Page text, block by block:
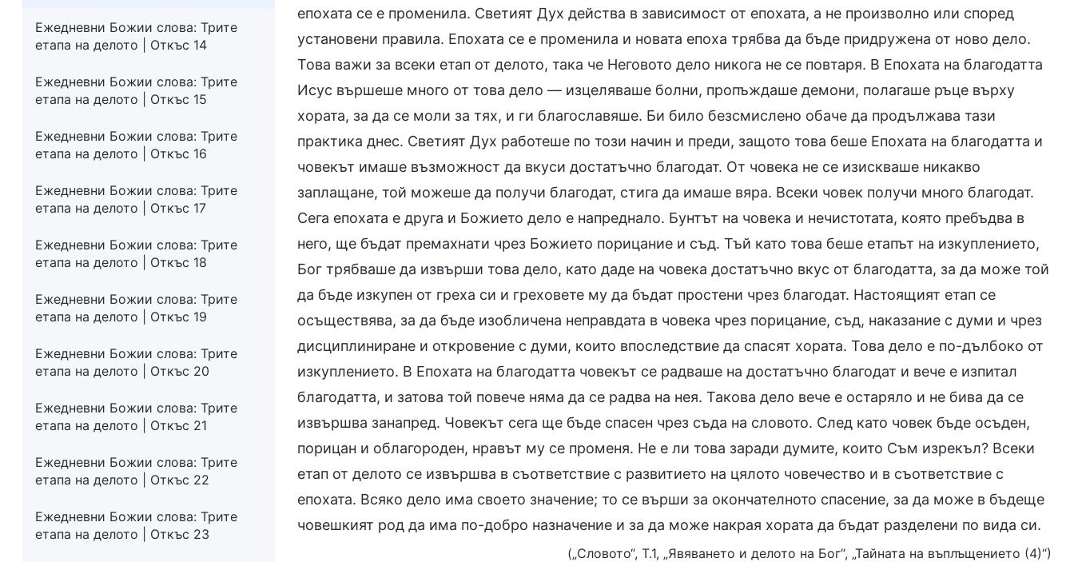
Ежедневни Божии слова: Трите
етапа на делото | Откъс 14
Ежедневни Божии слова: Трите
етапа на делото | Откъс 15
Ежедневни Божии слова: Трите
етапа на делото | Откъс 16
Ежедневни Божии слова: Трите
етапа на делото | Откъс 17
Ежедневни Божии слова: Трите
етапа на делото | Откъс 18
Ежедневни Божии слова: Трите
етапа на делото | Откъс 19
Ежедневни Божии слова: Трите
етапа на делото | Откъс 20
Ежедневни Божии слова: Трите
етапа на делото | Откъс 21
Ежедневни Божии слова: Трите
етапа на делото | Откъс 22
Ежедневни Божии слова: Трите
етапа на делото | Откъс 23
епохата се е променила. Светият Дух действа в зависимост от епохата, а не произволно или според
установени правила. Епохата се е променила и новата епоха трябва да бъде придружена от ново дело.
Това важи за всеки етап от делото, така че Неговото дело никога не се повтаря. В Епохата на благодатта
Исус вършеше много от това дело — изцеляваше болни, пропъждаше демони, полагаше ръце върху
хората, за да се моли за тях, и ги благославяше. Би било безсмислено обаче да продължава тази
практика днес. Светият Дух работеше по този начин и преди, защото това беше Епохата на благодатта и
човекът имаше възможност да вкуси достатъчно благодат. От човека не се изискваше никакво
заплащане, той можеше да получи благодат, стига да имаше вяра. Всеки човек получи много благодат.
Сега епохата е друга и Божието дело е напреднало. Бунтът на човека и нечистотата, която пребъдва в
него, ще бъдат премахнати чрез Божието порицание и съд. Тъй като това беше етапът на изкуплението,
Бог трябваше да извърши това дело, като даде на човека достатъчно вкус от благодатта, за да може той
да бъде изкупен от греха си и греховете му да бъдат простени чрез благодат. Настоящият етап се
осъществява, за да бъде изобличена неправдата в човека чрез порицание, съд, наказание с думи и чрез
дисциплиниране и откровение с думи, които впоследствие да спасят хората. Това дело е по-дълбоко от
изкуплението. В Епохата на благодатта човекът се радваше на достатъчно благодат и вече е изпитал
благодатта, и затова той повече няма да се радва на нея. Такова дело вече е остаряло и не бива да се
извършва занапред. Човекът сега ще бъде спасен чрез съда на словото. След като човек бъде осъден,
порицан и облагороден, нравът му се променя. Не е ли това заради думите, които Съм изрекъл? Всеки
етап от делото се извършва в съответствие с развитието на цялото човечество и в съответствие с
епохата. Всяко дело има своето значение; то се върши за окончателното спасение, за да може в бъдеще
човешкият род да има по-добро назначение и за да може накрая хората да бъдат разделени по вида си.
(„Словото“, Т.1, „Явяването и делото на Бог“, „Тайната на въплъщението (4)“)